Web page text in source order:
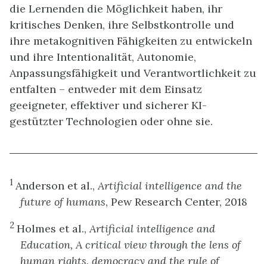
die Lernenden die Möglichkeit haben, ihr
kritisches Denken, ihre Selbstkontrolle und
ihre metakognitiven Fähigkeiten zu entwickeln
und ihre Intentionalität, Autonomie,
Anpassungsfähigkeit und Verantwortlichkeit zu
entfalten – entweder mit dem Einsatz
geeigneter, effektiver und sicherer KI-
gestützter Technologien oder ohne sie.
1 Anderson et al.,Artificial intelligence and the
future of humans, Pew Research Center, 2018
2 Holmes et al.,Artificial intelligence and
Education, A critical view through the lens of
human rights, democracy and the rule of